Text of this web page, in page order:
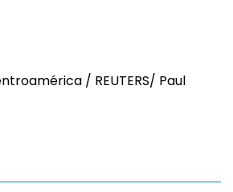
/ REUTERS/ Paul